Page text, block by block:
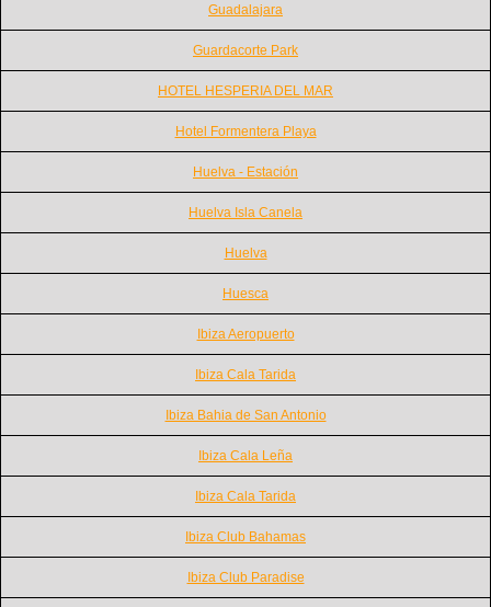
Guadalajara
Guardacorte Park
HOTEL HESPERIA DEL MAR
Hotel Formentera Playa
Huelva - Estación
Huelva Isla Canela
Huelva
Huesca
Ibiza Aeropuerto
Ibiza Cala Tarida
Ibiza Bahia de San Antonio
Ibiza Cala Leña
Ibiza Cala Tarida
Ibiza Club Bahamas
Ibiza Club Paradise